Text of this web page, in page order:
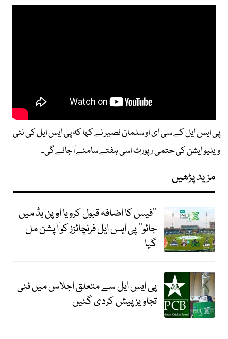
پی ایس ایل کے سی ای او سلمان نصیر نے کہا کہ پی ایس ایل کی نئی
ویلیو ایشن کی حتمی رپورٹ اسی ہفتے سامنے آجائے گی۔
مزید پڑھیں
’’فیس کا اضافہ قبول کرو یا اوپن بڈ میں
جائو‘‘ پی ایس ایل فرنچائزز کو آپشن مل
گیا
پی ایس ایل سے متعلق اجلاس میں نئی
تجاویز پیش کردی گئیں